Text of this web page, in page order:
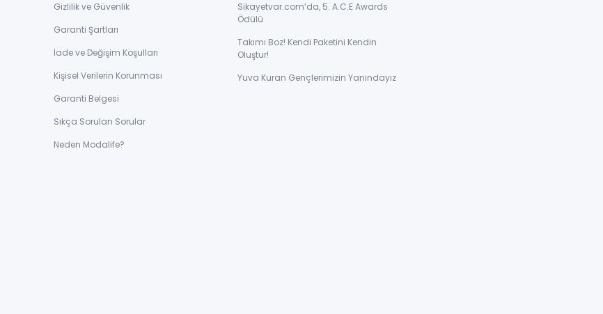
Gizlilik ve Güvenlik
Garanti Şartları
İade ve Değişim Koşulları
Kişisel Verilerin Korunması
Garanti Belgesi
Sıkça Sorulan Sorular
Neden Modalife?
Sikayetvar.com’da, 5. A.C.E Awards
Ödülü
Takımı Boz! Kendi Paketini Kendin
Oluştur!
Yuva Kuran Gençlerimizin Yanındayız